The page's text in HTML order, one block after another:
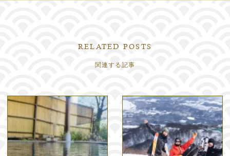
RELATED POSTS
関連する記事